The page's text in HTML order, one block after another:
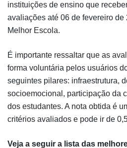
instituições de ensino que
avaliações até 06 de fevereiro de
Melhor Escola.
É importante ressaltar que as
forma voluntária pelos usuários
seguintes pilares: infraestrutura,
socioemocional, participação da
dos estudantes. A nota obtida é
critérios avaliados e pode ir de
Veja a seguir a lista das